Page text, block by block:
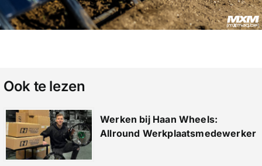
Ook te lezen
Werken bij Haan Wheels:
Allround Werkplaatsmedewerker